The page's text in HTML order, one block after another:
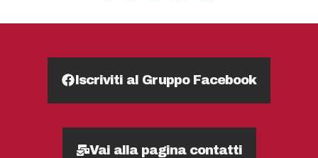
Iscriviti al Gruppo Facebook
Vai alla pagina contatti